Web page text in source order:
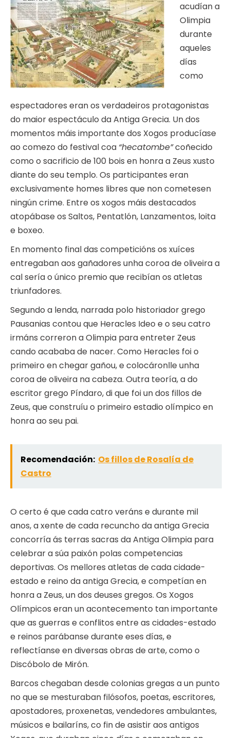
acudían a
Olimpia
durante
aqueles
días
como
espectadores eran os verdadeiros protagonistas
do maior espectáculo da Antiga Grecia. Un dos
momentos máis importante dos Xogos producíase
ao comezo do festival coa “hecatombe”coñecido
como o sacrificio de 100 bois en honra a Zeus xusto
diante do seu templo. Os participantes eran
exclusivamente homes libres que non cometesen
ningún crime. Entre os xogos máis destacados
atopábase os Saltos, Pentatlón, Lanzamentos, loita
e boxeo.
En momento final das competicións os xuíces
entregaban aos gañadores unha coroa de oliveira a
cal sería o único premio que recibían os atletas
triunfadores.
Segundo a lenda, narrada polo historiador grego
Pausanias contou que Heracles Ideo e o seu catro
irmáns correron a Olimpia para entreter Zeus
cando acababa de nacer. Como Heracles foi o
primeiro en chegar gañou, e colocáronlle unha
coroa de oliveira na cabeza. Outra teoría, a do
escritor grego Píndaro, di que foi un dos fillos de
Zeus, que construíu o primeiro estadio olímpico en
honra ao seu pai.
Recomendación: Os fillos de Rosalía de
Castro
O certo é que cada catro veráns e durante mil
anos, a xente de cada recuncho da antiga Grecia
concorría ás terras sacras da Antiga Olimpia para
celebrar a súa paixón polas competencias
deportivas. Os mellores atletas de cada cidade-
estado e reino da antiga Grecia, e competían en
honra a Zeus, un dos deuses gregos. Os Xogos
Olímpicos eran un acontecemento tan importante
que as guerras e conflitos entre as cidades-estado
e reinos parábanse durante eses días, e
reflectíanse en diversas obras de arte, como o
Discóbolo de Mirón.
Barcos chegaban desde colonias gregas a un punto
no que se mesturaban filósofos, poetas, escritores,
apostadores, proxenetas, vendedores ambulantes,
músicos e bailaríns, co fin de asistir aos antigos